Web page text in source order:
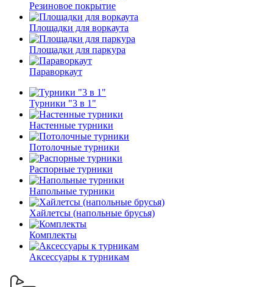
Резиновое покрытие
Площадки для воркаута
Площадки для паркура
Параворкаут
Турники "3 в 1"
Настенные турники
Потолочные турники
Распорные турники
Напольные турники
Хайлетсы (напольные брусья)
Комплекты
Аксессуары к турникам